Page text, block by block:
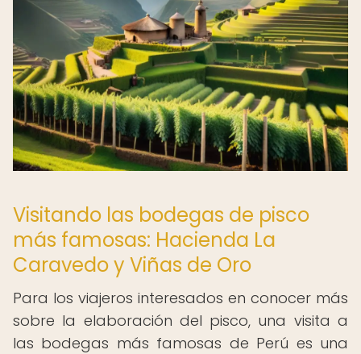
Visitando las bodegas de pisco
más famosas: Hacienda La
Caravedo y Viñas de Oro
Para los viajeros interesados en conocer más
sobre la elaboración del pisco, una visita a
las bodegas más famosas de Perú es una